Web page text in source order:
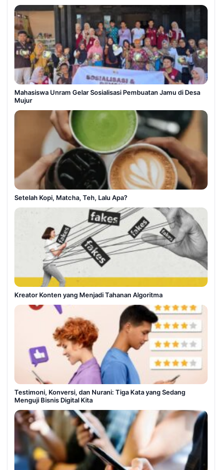
Mahasiswa Unram Gelar Sosialisasi Pembuatan Jamu di Desa
Mujur
Setelah Kopi, Matcha, Teh, Lalu Apa?
Kreator Konten yang Menjadi Tahanan Algoritma
Testimoni, Konversi, dan Nurani: Tiga Kata yang Sedang
Menguji Bisnis Digital Kita